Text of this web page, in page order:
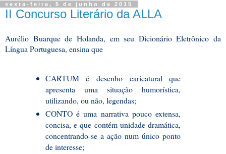
sexta-feira, 5 de junho de 2015
II Concurso Literário da ALLA
Aurélio Buarque de Holanda, em seu Dicionário Eletrônico da
Língua Portuguesa, ensina que
CARTUM é desenho caricatural que
apresenta uma situação humorística,
utilizando, ou não, legendas;
CONTO é uma narrativa pouco extensa,
concisa, e que contém unidade dramática,
concentrando-se a ação num único ponto
de interesse;